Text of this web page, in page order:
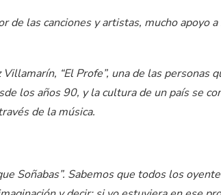
las canciones y artistas, mucho apoyo a
“El Profe”, una de las personas
los años 90, y la cultura de un país se
de la música.
Soñabas”. Sabemos que todos los